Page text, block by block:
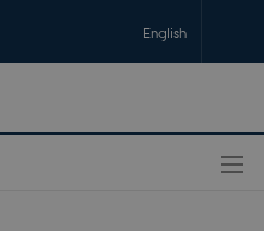
English